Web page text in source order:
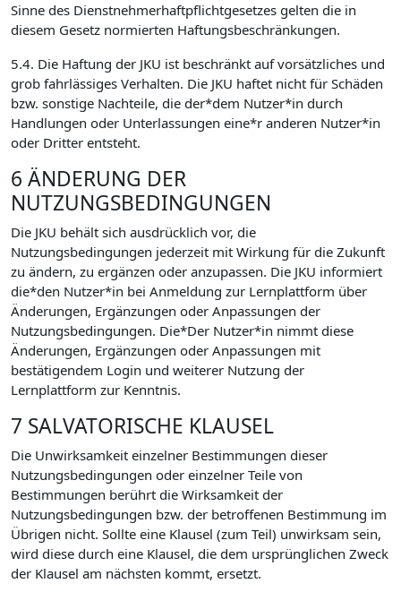
Sinne des Dienstnehmerhaftpflichtgesetzes gelten die in
diesem Gesetz normierten Haftungsbeschränkungen.
5.4. Die Haftung der JKU ist beschränkt auf vorsätzliches und
grob fahrlässiges Verhalten. Die JKU haftet nicht für Schäden
bzw. sonstige Nachteile, die der*dem Nutzer*in durch
Handlungen oder Unterlassungen eine*r anderen Nutzer*in
oder Dritter entsteht.
6 ÄNDERUNG DER
NUTZUNGSBEDINGUNGEN
Die JKU behält sich ausdrücklich vor, die
Nutzungsbedingungen jederzeit mit Wirkung für die Zukunft
zu ändern, zu ergänzen oder anzupassen. Die JKU informiert
die*den Nutzer*in bei Anmeldung zur Lernplattform über
Änderungen, Ergänzungen oder Anpassungen der
Nutzungsbedingungen. Die*Der Nutzer*in nimmt diese
Änderungen, Ergänzungen oder Anpassungen mit
bestätigendem Login und weiterer Nutzung der
Lernplattform zur Kenntnis.
7 SALVATORISCHE KLAUSEL
Die Unwirksamkeit einzelner Bestimmungen dieser
Nutzungsbedingungen oder einzelner Teile von
Bestimmungen berührt die Wirksamkeit der
Nutzungsbedingungen bzw. der betroffenen Bestimmung im
Übrigen nicht. Sollte eine Klausel (zum Teil) unwirksam sein,
wird diese durch eine Klausel, die dem ursprünglichen Zweck
der Klausel am nächsten kommt, ersetzt.